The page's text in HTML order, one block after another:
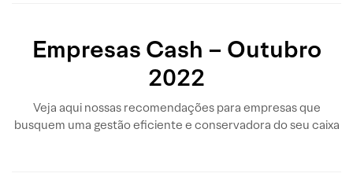
Empresas Cash – Outubro
2022
Veja aqui nossas recomendações para empresas que
busquem uma gestão eficiente e conservadora do seu caixa